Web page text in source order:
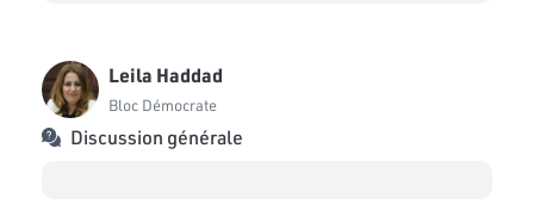
Leila Haddad
Bloc Démocrate
Discussion générale